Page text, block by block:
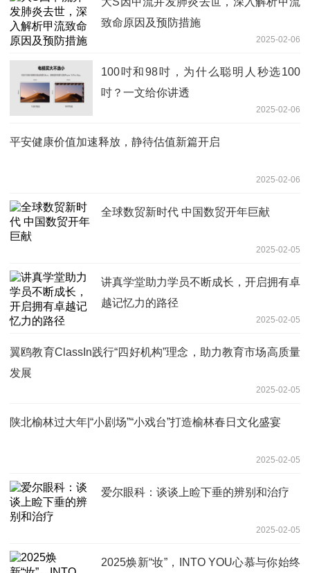
致命原因及预防措施
2025-02-06
100吋和98吋，为什么聪明人秒选100
吋？一文给你讲透
2025-02-06
平安健康价值加速释放，静待估值新篇开启
2025-02-06
全球数贸新时代 中国数贸开年巨献
2025-02-05
讲真学堂助力学员不断成长，开启拥有卓
越记忆力的路径
2025-02-05
翼鸥教育ClassIn践行“四好机构”理念，助力教育市场高质量
发展
2025-02-05
陕北榆林过大年|“小剧场”“小戏台”打造榆林春日文化盛宴
2025-02-05
爱尔眼科：谈谈上睑下垂的辨别和治疗
2025-02-05
2025焕新“妆”，INTO YOU心慕与你始终